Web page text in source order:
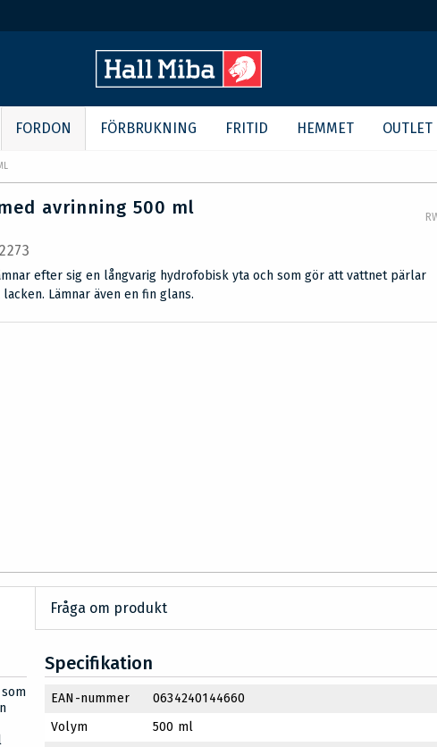
FORDON FÖRBRUKNING FRITID HEMMET OUTLET
avrinning 500 ml
efter sig en långvarig hydrofobisk yta och som gör att vattnet pärlar
Lämnar även en fin glans.
Fråga om produkt
Specifikation
EAN-nummer
0634240144660
Volym
500 ml